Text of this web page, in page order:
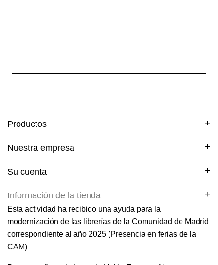
Productos
Nuestra empresa
Su cuenta
Información de la tienda
Esta actividad ha recibido una ayuda para la
modernización de las librerías de la Comunidad de Madrid
correspondiente al año 2025 (Presencia en ferias de la
CAM)